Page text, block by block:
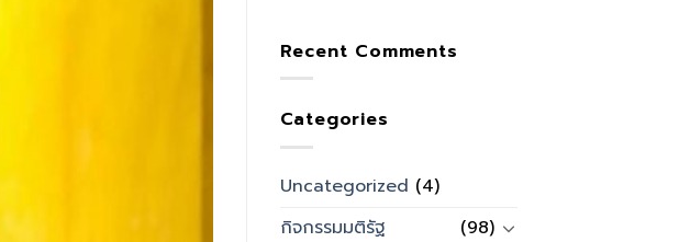
Recent Comments
Categories
Uncategorized (4)
กิจกรรมมติรัฐ
(98)